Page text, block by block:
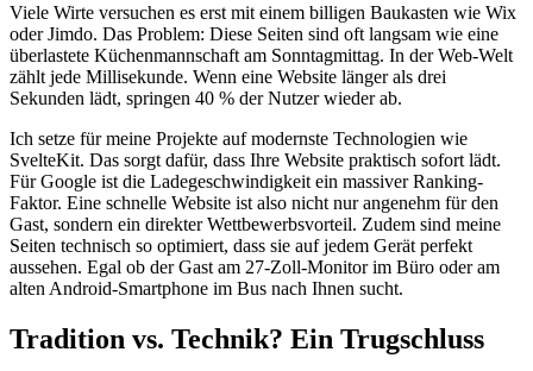
Viele Wirte versuchen es erst mit einem billigen Baukasten wie Wix
oder Jimdo. Das Problem: Diese Seiten sind oft langsam wie eine
überlastete Küchenmannschaft am Sonntagmittag. In der Web-Welt
zählt jede Millisekunde. Wenn eine Website länger als drei
Sekunden lädt, springen 40 % der Nutzer wieder ab.
Ich setze für meine Projekte auf modernste Technologien wie
SvelteKit. Das sorgt dafür, dass Ihre Website praktisch sofort lädt.
Für Google ist die Ladegeschwindigkeit ein massiver Ranking-
Faktor. Eine schnelle Website ist also nicht nur angenehm für den
Gast, sondern ein direkter Wettbewerbsvorteil. Zudem sind meine
Seiten technisch so optimiert, dass sie auf jedem Gerät perfekt
aussehen. Egal ob der Gast am 27-Zoll-Monitor im Büro oder am
alten Android-Smartphone im Bus nach Ihnen sucht.
Tradition vs. Technik? Ein Trugschluss